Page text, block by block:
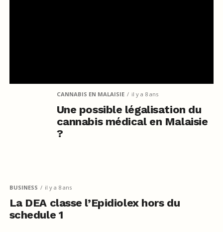
CANNABIS EN MALAISIE il y a 8 ans
Une possible légalisation du
cannabis médical en Malaisie
?
BUSINESS il y a 8 ans
La DEA classe l’Epidiolex hors du
schedule 1